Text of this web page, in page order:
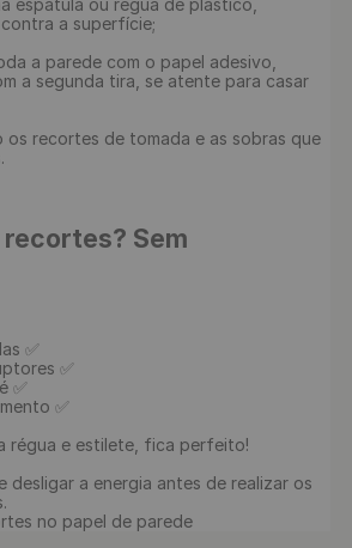
espátula ou régua de plástico,
a superfície;
a parede com o papel adesivo,
a segunda tira, se atente para casar
os recortes de tomada e as sobras que
Sem
✅
✅
✅
✅
régua e estilete, fica perfeito!
desligar a energia antes de realizar os